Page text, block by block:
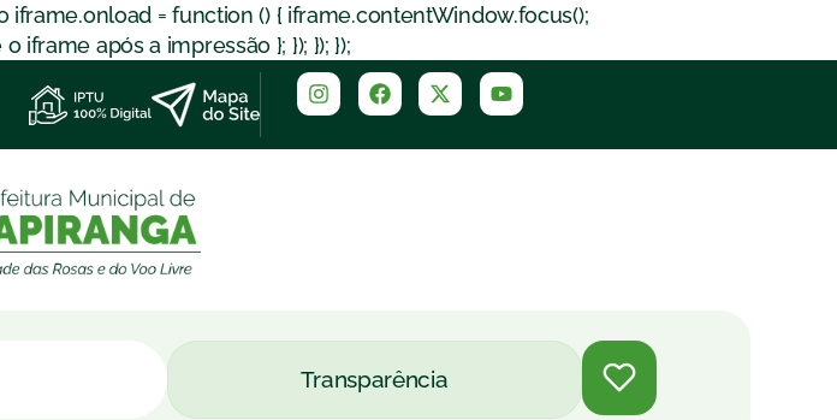
= function () { iframe.contentWindow.focus();
após a impressão }; }); }); });
Transparência